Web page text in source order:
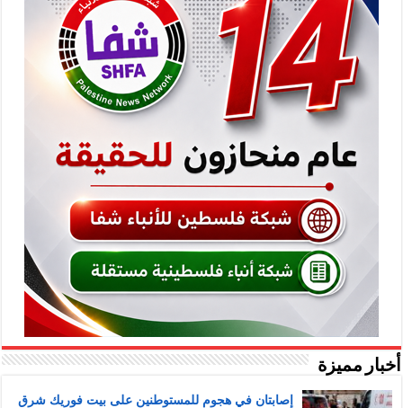
أخبار مميزة
إصابتان في هجوم للمستوطنين على بيت فوريك شرق